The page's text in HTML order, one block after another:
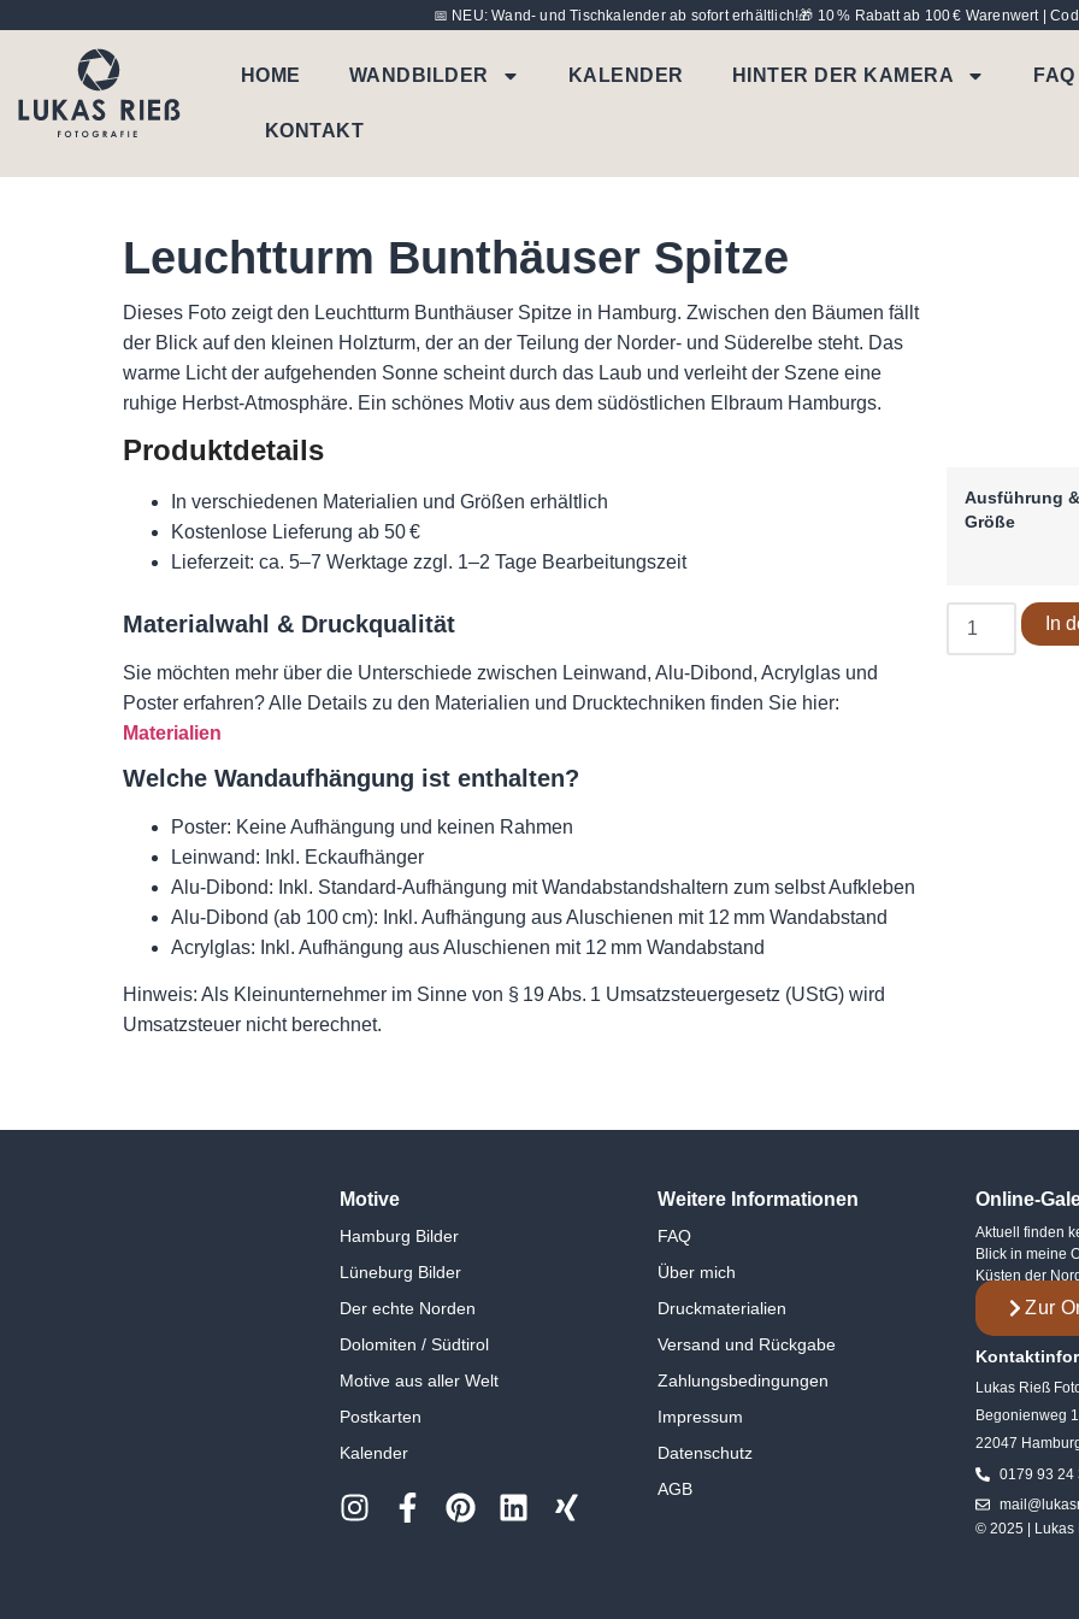
📅 NEU: Wand- und Tischkalender ab sofort erhältlich!🎁 10 % Rabatt ab 100 € Warenwert |
HOME WANDBILDER KALENDER HINTER DER KAMERA FAQ
KONTAKT
Leuchtturm Bunthäuser Spitze
Dieses Foto zeigt den Leuchtturm Bunthäuser Spitze in Hamburg. Zwischen den Bäumen fällt
der Blick auf den kleinen Holzturm, der an der Teilung der Norder- und Süderelbe steht. Das
warme Licht der aufgehenden Sonne scheint durch das Laub und verleiht der Szene eine
ruhige Herbst-Atmosphäre. Ein schönes Motiv aus dem südöstlichen Elbraum Hamburgs.
Produktdetails
In verschiedenen Materialien und Größen erhältlich
Kostenlose Lieferung ab 50 €
Lieferzeit: ca. 5–7 Werktage zzgl. 1–2 Tage Bearbeitungszeit
Materialwahl & Druckqualität
Sie möchten mehr über die Unterschiede zwischen Leinwand, Alu-Dibond, Acrylglas und
Poster erfahren? Alle Details zu den Materialien und Drucktechniken finden Sie hier:
Materialien
Welche Wandaufhängung ist enthalten?
Poster: Keine Aufhängung und keinen Rahmen
Leinwand: Inkl. Eckaufhänger
Alu-Dibond: Inkl. Standard-Aufhängung mit Wandabstandshaltern zum selbst Aufkleben
Alu-Dibond (ab 100 cm): Inkl. Aufhängung aus Aluschienen mit 12 mm Wandabstand
Acrylglas: Inkl. Aufhängung aus Aluschienen mit 12 mm Wandabstand
Hinweis: Als Kleinunternehmer im Sinne von § 19 Abs. 1 Umsatzsteuergesetz (UStG) wird
Umsatzsteuer nicht berechnet.
Ausführung &
Größe
In
Motive
Hamburg Bilder
Lüneburg Bilder
Der echte Norden
Dolomiten / Südtirol
Motive aus aller Welt
Postkarten
Kalender
Weitere Informationen
FAQ
Über mich
Druckmaterialien
Versand und Rückgabe
Zahlungsbedingungen
Impressum
Datenschutz
AGB
Online-
Aktuell finden
Blick in meine
Küsten der
Zur
Lukas Rieß
Begonienweg
22047
0179 93 24
© 2025 | Lukas